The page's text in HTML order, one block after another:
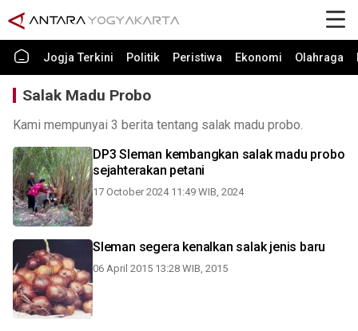
Jogja Terkini Politik Peristiwa Ekonomi Olahraga
Salak Madu Probo
Kami mempunyai 3 berita tentang salak madu probo.
DP3 Sleman kembangkan salak madu probo
sejahterakan petani
17 October 2024 11:49 WIB, 2024
Sleman segera kenalkan salak jenis baru
06 April 2015 13:28 WIB, 2015